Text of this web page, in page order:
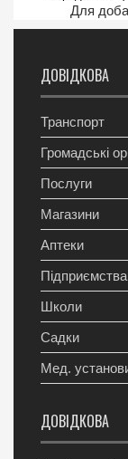
Для
ДОВІДКОВА
Транспорт
Громадські
Послуги
Магазини
Аптеки
Підприємства
Школи
Садки
Мед.
ДОВІДКОВА